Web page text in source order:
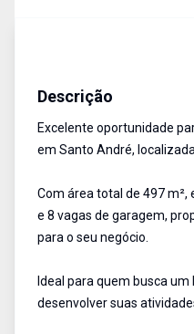
Descrição
Excelente oportunidade
em Santo André,
Com área total de 497
e 8 vagas de garagem,
para o seu negócio.
Ideal para quem busca
desenvolver suas